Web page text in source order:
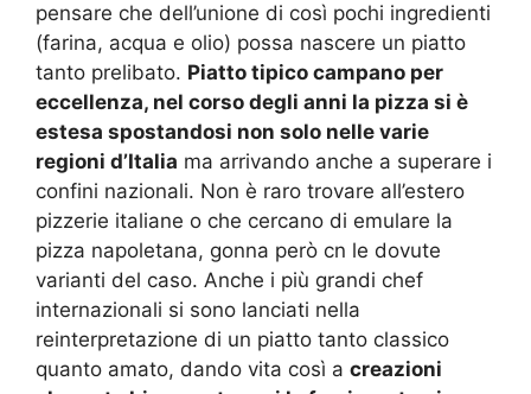
pensare che dell’unione di così pochi ingredienti
(farina, acqua e olio) possa nascere un piatto
tanto prelibato. Piatto tipico campano per
eccellenza, nel corso degli anni la pizza si è
estesa spostandosi non solo nelle varie
regioni d’Italia ma arrivando anche a superare i
confini nazionali. Non è raro trovare all’estero
pizzerie italiane o che cercano di emulare la
pizza napoletana, gonna però cn le dovute
varianti del caso. Anche i più grandi chef
internazionali si sono lanciati nella
reinterpretazione di un piatto tanto classico
quanto amato, dando vita così a creazioni